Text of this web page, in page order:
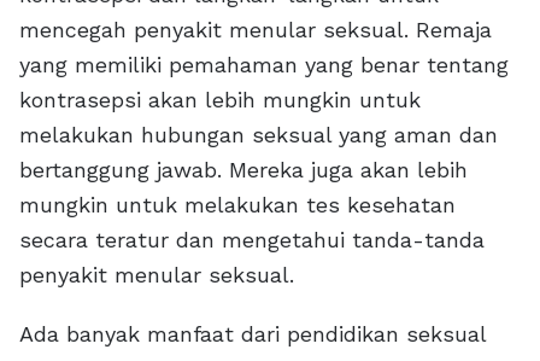
mencegah penyakit menular seksual. Remaja
yang memiliki pemahaman yang benar tentang
kontrasepsi akan lebih mungkin untuk
melakukan hubungan seksual yang aman dan
bertanggung jawab. Mereka juga akan lebih
mungkin untuk melakukan tes kesehatan
secara teratur dan mengetahui tanda-tanda
penyakit menular seksual.
Ada banyak manfaat dari pendidikan seksual